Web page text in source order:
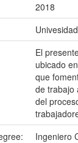
2018
El
ubicado
que
de trabajo
del
Ingeniero